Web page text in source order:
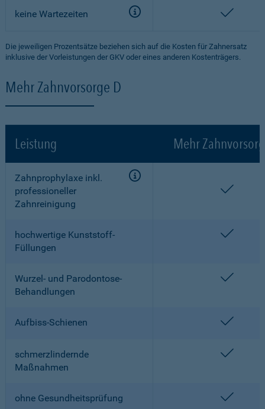
keine Wartezeiten
Die jeweiligen Prozentsätze beziehen sich auf die Kosten für Zahnersatz
inklusive der Vorleistungen der GKV oder eines anderen Kostenträgers.
Mehr Zahnvorsorge D
Leistung Mehr
Zahnprophylaxe inkl.
professioneller
Zahnreinigung
hochwertige Kunststoff-
Füllungen
Wurzel- und Parodontose-
Behandlungen
Aufbiss-Schienen
schmerzlindernde
Maßnahmen
ohne Gesundheitsprüfung